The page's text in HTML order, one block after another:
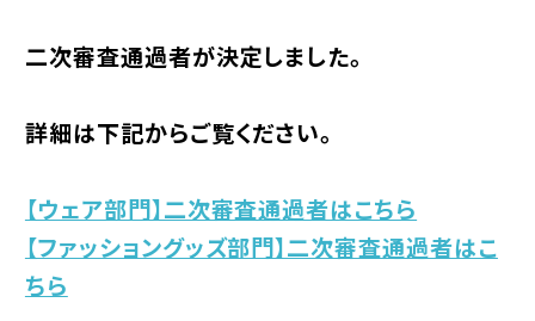
二次審査通過者が決定しました。
詳細は下記からご覧ください。
【ウェア部門】二次審査通過者はこちら
【ファッショングッズ部門】二次審査通過者はこ
ちら